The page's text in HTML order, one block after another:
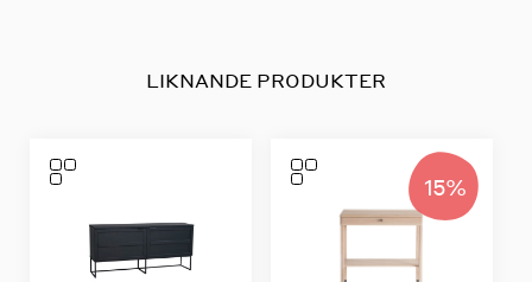
LIKNANDE PRODUKTER
15%